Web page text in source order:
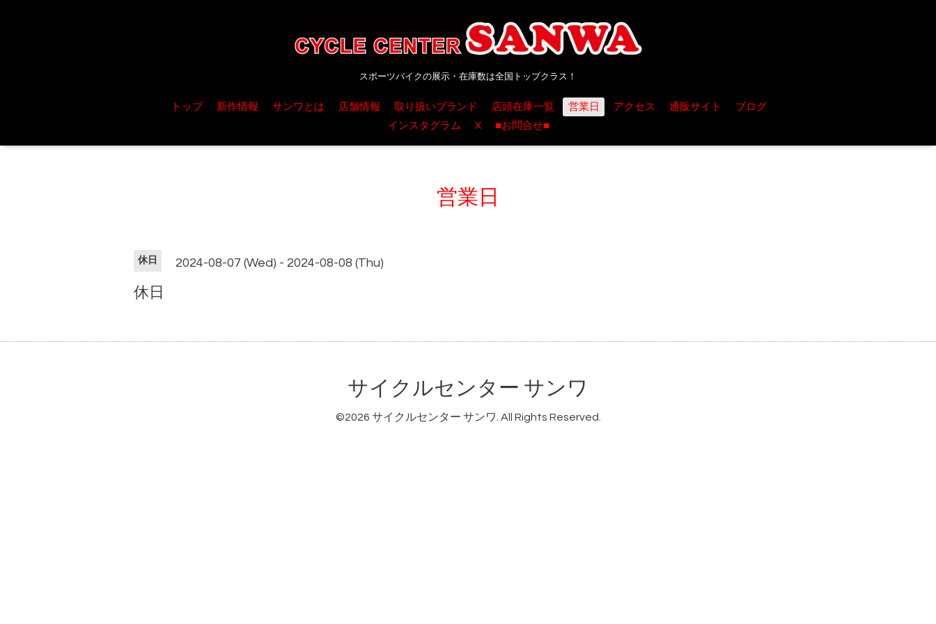
スポーツバイクの展示・在庫数は全国トップクラス！
トップ 新作情報 サンワとは 店舗情報 取り扱いブランド 店頭在庫一覧 営業日 アクセス 通販サイト
ブログ
インスタグラム
X ■お問合せ■
営業日
休日 2024-08-07 (Wed) - 2024-08-08 (Thu)
休日
サイクルセンター サンワ
©2026 サイクルセンター サンワ. All Rights Reserved.